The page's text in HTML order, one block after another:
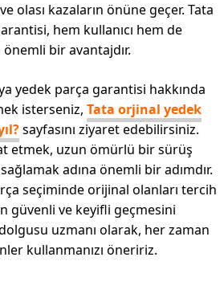
olası kazaların önüne geçer. Tata
hem kullanıcı hem de
önemli bir avantajdır.
yedek parça garantisi hakkında
isterseniz, Tata orjinal yedek
sayfasını ziyaret edebilirsiniz.
etmek, uzun ömürlü bir sürüş
adına önemli bir adımdır.
seçiminde orijinal olanları tercih
güvenli ve keyifli geçmesini
uzmanı olarak, her zaman
kullanmanızı öneririz.